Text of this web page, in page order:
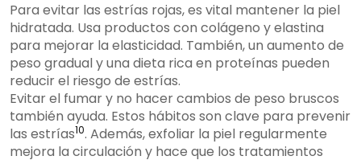
Para evitar las estrías rojas, es vital mantener la piel
hidratada. Usa productos con colágeno y elastina
para mejorar la elasticidad. También, un aumento de
peso gradual y una dieta rica en proteínas pueden
reducir el riesgo de estrías.
Evitar el fumar y no hacer cambios de peso bruscos
también ayuda. Estos hábitos son clave para prevenir
las estrías10. Además, exfoliar la piel regularmente
mejora la circulación y hace que los tratamientos